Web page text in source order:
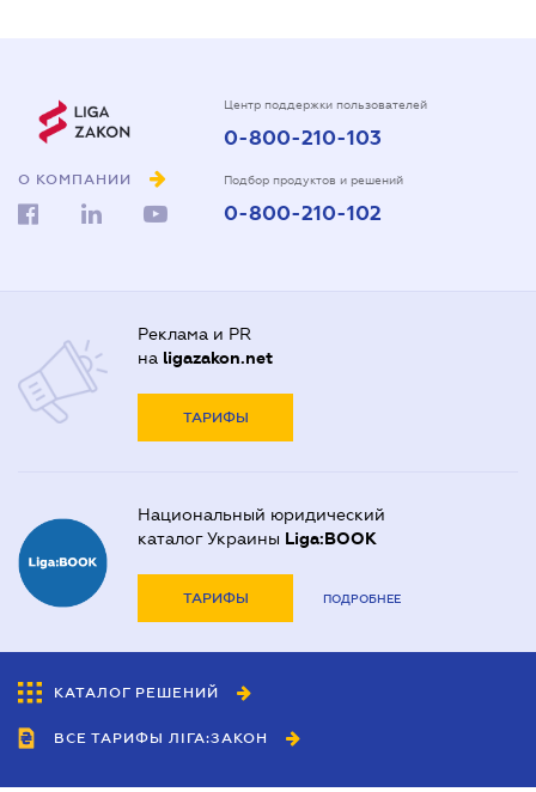
О КОМПАНИИ
Центр поддержки пользователей
0-800-210-103
Подбор продуктов и решений
0-800-210-102
Реклама и PR
на ligazakon.net
ТАРИФЫ
Национальный юридический
каталог Украины Liga:BOOK
ТАРИФЫ ПОДРОБНЕЕ
КАТАЛОГ РЕШЕНИЙ
ВСЕ ТАРИФЫ ЛІГА:ЗАКОН